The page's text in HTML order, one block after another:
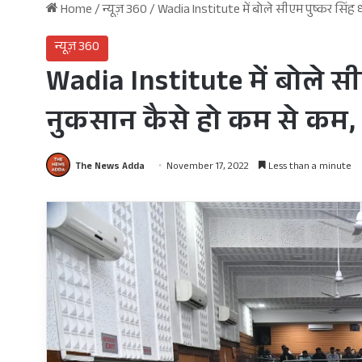
Home/न्यूज़ 360/Wadia Institute में बोले सीएम पुष्कर
न्यूज़ 360
Wadia Institute में बोले
नुकसान कैसे हो कम से कम,
The News Adda November 17, 2022 Less than a minute